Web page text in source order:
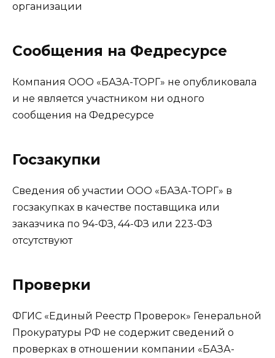
организации
Сообщения на Федресурсе
Компания ООО «БАЗА-ТОРГ» не опубликовала
и не является участником ни одного
сообщения на Федресурсе
Госзакупки
Сведения об участии ООО «БАЗА-ТОРГ» в
госзакупках в качестве поставщика или
заказчика по 94-ФЗ, 44-ФЗ или 223-ФЗ
отсутствуют
Проверки
ФГИС «Единый Реестр Проверок» Генеральной
Прокуратуры РФ не содержит сведений о
проверках в отношении компании «БАЗА-